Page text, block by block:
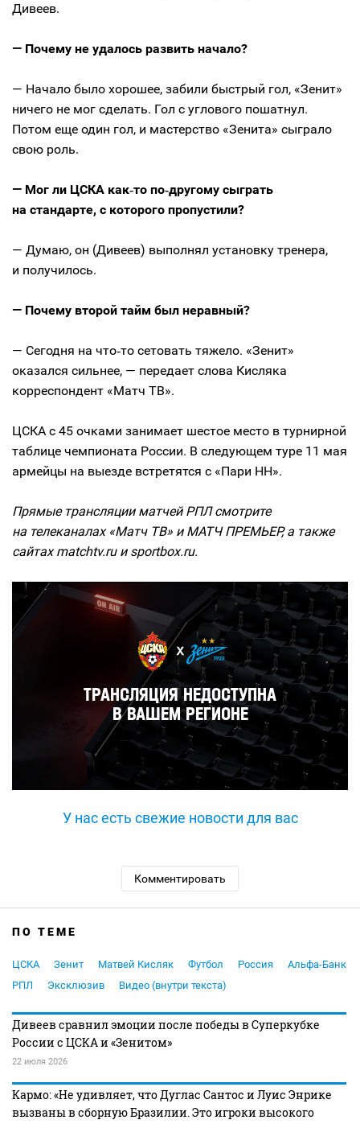
Дивеев.
— Почему не удалось развить начало?
— Начало было хорошее, забили быстрый гол, «Зенит»
ничего не мог сделать. Гол с углового пошатнул.
Потом еще один гол, и мастерство «Зенита» сыграло
свою роль.
— Мог ли ЦСКА как‑то по‑другому сыграть
на стандарте, с которого пропустили?
— Думаю, он (Дивеев) выполнял установку тренера,
и получилось.
— Почему второй тайм был неравный?
— Сегодня на что‑то сетовать тяжело. «Зенит»
оказался сильнее, — передает слова Кисляка
корреспондент «Матч ТВ».
ЦСКА с 45 очками занимает шестое место в турнирной
таблице чемпионата России. В следующем туре 11 мая
армейцы на выезде встретятся с «Пари НН».
Прямые трансляции матчей РПЛ смотрите
на телеканалах «Матч ТВ» и МАТЧ ПРЕМЬЕР, а также
сайтах matchtv.ru и sportbox.ru.
У нас есть свежие новости для вас
Комментировать
ПО ТЕМЕ
ЦСКА Зенит Матвей Кисляк Футбол Россия
Альфа-Банк
РПЛ
Эксклюзив Видео (внутри текста)
Дивеев сравнил эмоции после победы в Суперкубке
России с ЦСКА и «Зенитом»
22 июля 2026
Кармо: «Не удивляет, что Дуглас Сантос и Луис Энрике
вызваны в сборную Бразилии. Это игроки высокого